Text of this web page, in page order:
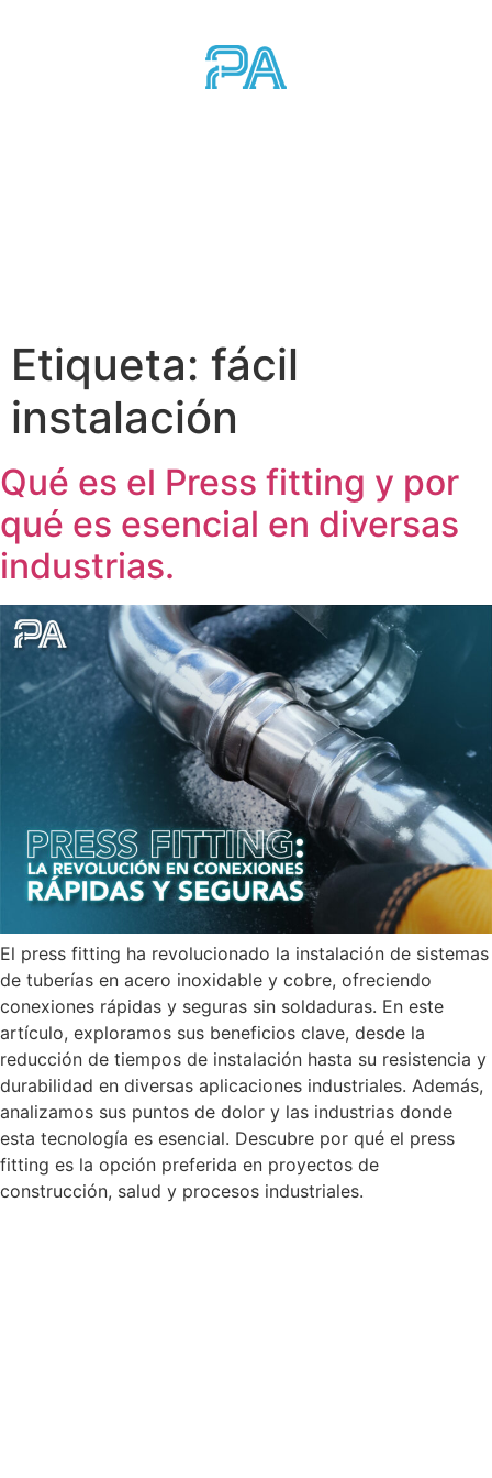
Etiqueta: fácil
instalación
Qué es el Press fitting y por
qué es esencial en diversas
industrias.
El press fitting ha revolucionado la instalación de sistemas
de tuberías en acero inoxidable y cobre, ofreciendo
conexiones rápidas y seguras sin soldaduras. En este
artículo, exploramos sus beneficios clave, desde la
reducción de tiempos de instalación hasta su resistencia y
durabilidad en diversas aplicaciones industriales. Además,
analizamos sus puntos de dolor y las industrias donde
esta tecnología es esencial. Descubre por qué el press
fitting es la opción preferida en proyectos de
construcción, salud y procesos industriales.